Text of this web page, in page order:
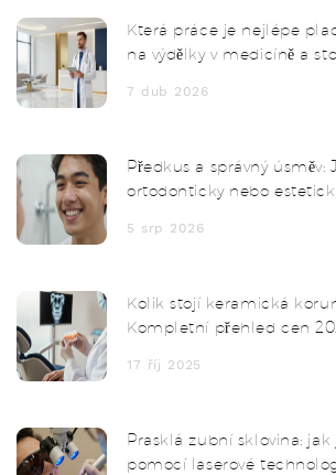
Která práce je nejlépe
na výdělky v medicíně a
7 dub 2026
Předkus a správný úsměv:
ortodonticky nebo
5 srp 2026
Kolik stojí keramická
Kompletní přehled cen
17 říj 2025
Prasklá zubní sklovina: jak
pomocí laserové